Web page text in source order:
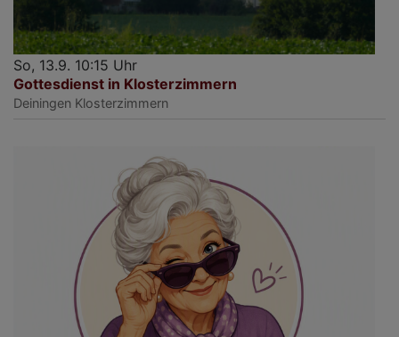
So, 13.9. 10:15 Uhr
Gottesdienst in Klosterzimmern
Deiningen Klosterzimmern